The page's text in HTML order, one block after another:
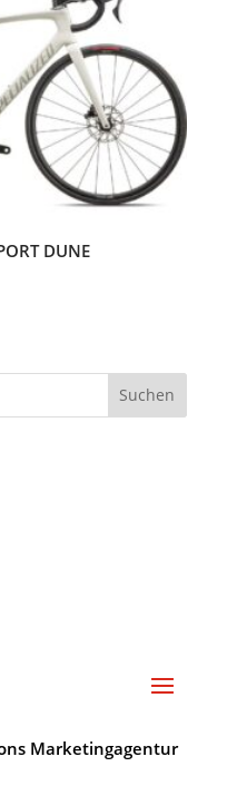
DUNE
Suchen
Marketingagentur